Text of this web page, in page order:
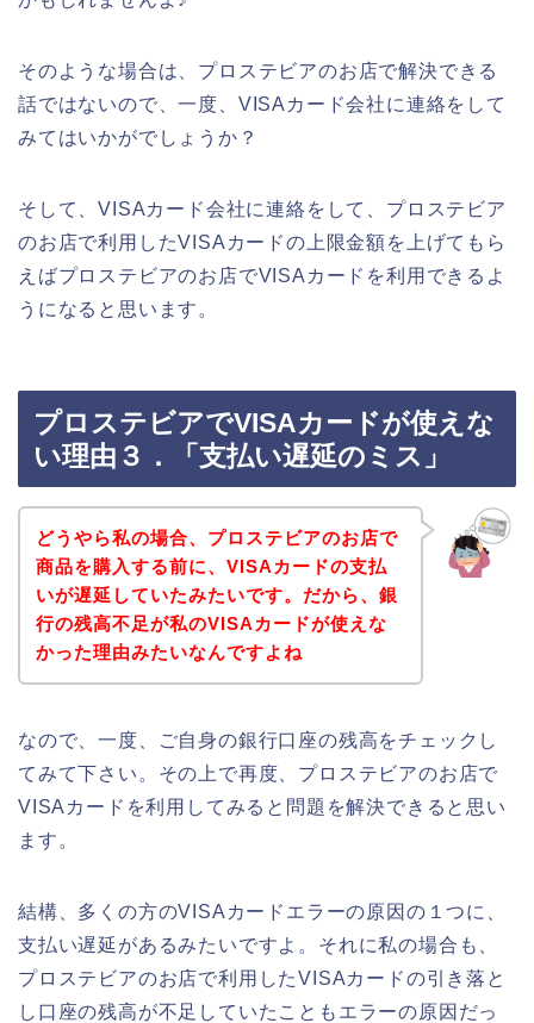
そのような場合は、プロステビアのお店で解決できる
話ではないので、一度、VISAカード会社に連絡をして
みてはいかがでしょうか？
そして、VISAカード会社に連絡をして、プロステビア
のお店で利用したVISAカードの上限金額を上げてもら
えばプロステビアのお店でVISAカードを利用できるよ
うになると思います。
プロステビアでVISAカードが使えな
い理由３．「支払い遅延のミス」
どうやら私の場合、プロステビアのお店で
商品を購入する前に、VISAカードの支払
いが遅延していたみたいです。だから、銀
行の残高不足が私のVISAカードが使えな
かった理由みたいなんですよね
なので、一度、ご自身の銀行口座の残高をチェックし
てみて下さい。その上で再度、プロステビアのお店で
VISAカードを利用してみると問題を解決できると思い
ます。
結構、多くの方のVISAカードエラーの原因の１つに、
支払い遅延があるみたいですよ。それに私の場合も、
プロステビアのお店で利用したVISAカードの引き落と
し口座の残高が不足していたこともエラーの原因だっ